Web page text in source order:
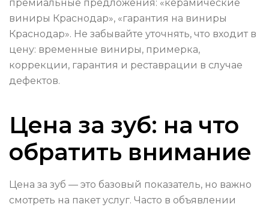
премиальные предложения: «керамические
виниры Краснодар», «гарантия на виниры
Краснодар». Не забывайте уточнять, что входит в
цену: временные виниры, примерка,
коррекции, гарантия и реставрации в случае
дефектов.
Цена за зуб: на что
обратить внимание
Цена за зуб — это базовый показатель, но важно
смотреть на пакет услуг. Часто в объявлении